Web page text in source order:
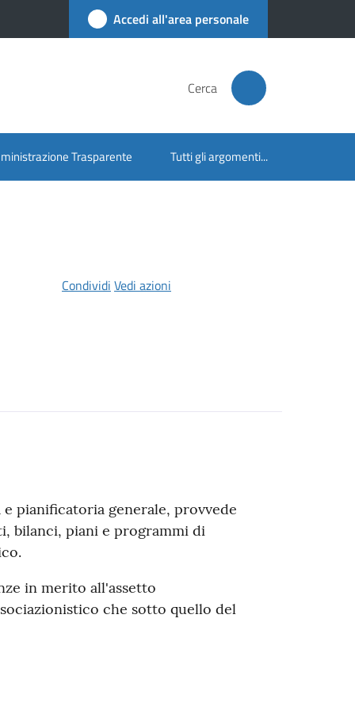
Accedi all'area personale
Cerca
Trasparente Tutti gli argomenti...
Condividi Vedi azioni
pianificatoria generale, provvede
bilanci, piani e programmi di
in merito all'assetto
che sotto quello del